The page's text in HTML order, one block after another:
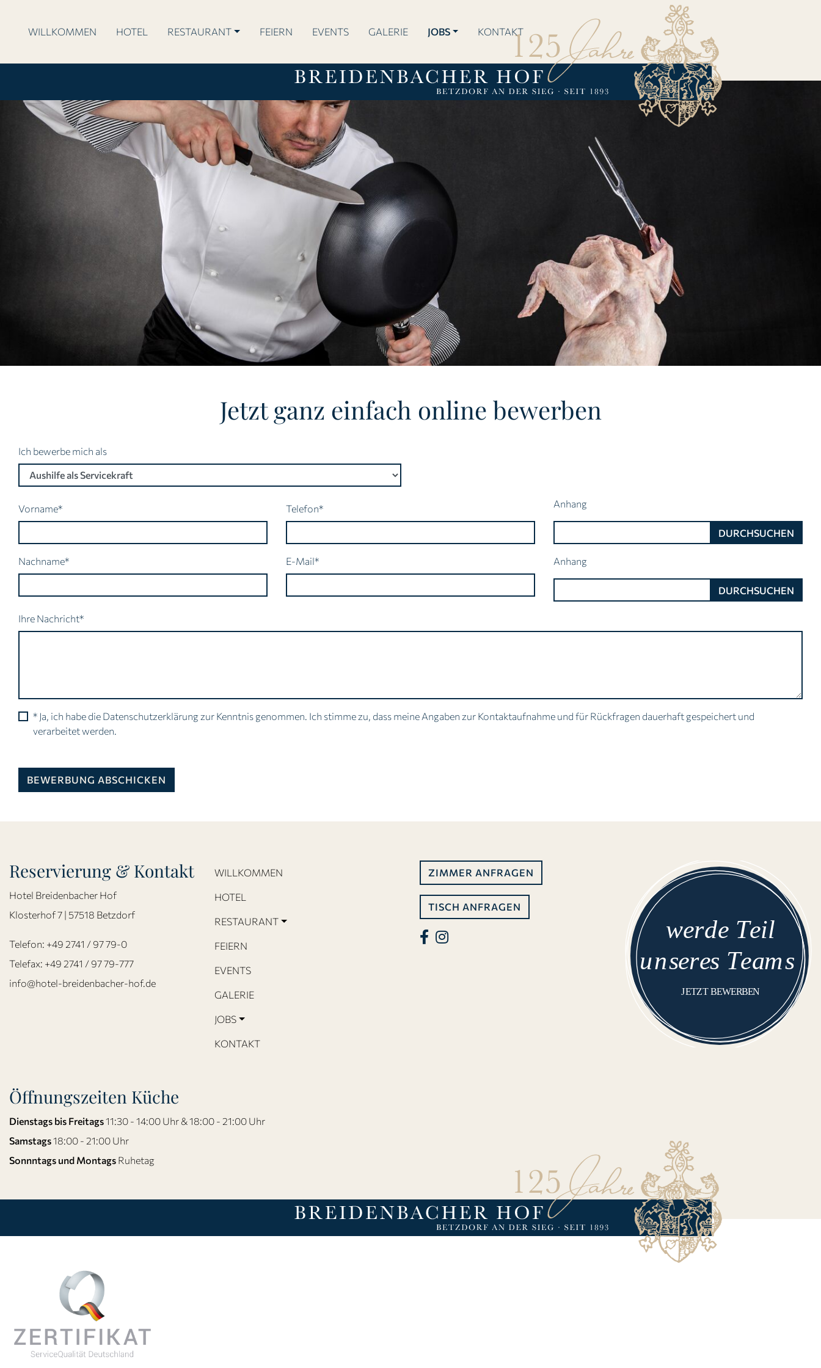
WILLKOMMEN HOTEL RESTAURANT FEIERN EVENTS GALERIE JOBS KONTAKT
Jetzt ganz einfach online bewerben
Ich bewerbe mich als
Pflichtfeld
Vorname*
Pflichtfeld
Nachname*
Pflichtfeld
Telefon*
Pflichtfeld
E-Mail*
Anhang
Anhang
Pflichtfeld
Ihre Nachricht*
* Ja, ich habe die Datenschutzerklärung zur Kenntnis genommen. Ich stimme zu, dass meine Angaben zur Kontaktaufnahme und für Rückfragen dauerhaft gespeichert und
verarbeitet werden.
BEWERBUNG ABSCHICKEN
Reservierung & Kontakt
Hotel Breidenbacher Hof
Klosterhof 7 | 57518 Betzdorf
Telefon: +49 2741 / 97 79-0
Telefax: +49 2741 / 97 79-777
info@hotel-breidenbacher-hof.de
WILLKOMMEN
HOTEL
RESTAURANT
FEIERN
EVENTS
GALERIE
JOBS
KONTAKT
ZIMMER ANFRAGEN
TISCH ANFRAGEN
Öffnungszeiten Küche
Dienstags bis Freitags11:30 - 14:00 Uhr & 18:00 - 21:00 Uhr
Samstags18:00 - 21:00 Uhr
Sonnntags und Montags Ruhetag